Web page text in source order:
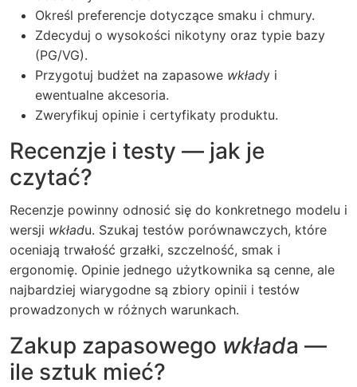
Określ preferencje dotyczące smaku i chmury.
Zdecyduj o wysokości nikotyny oraz typie bazy
(PG/VG).
Przygotuj budżet na zapasowe wkłady i
ewentualne akcesoria.
Zweryfikuj opinie i certyfikaty produktu.
Recenzje i testy — jak je
czytać?
Recenzje powinny odnosić się do konkretnego modelu i
wersji wkładu. Szukaj testów porównawczych, które
oceniają trwałość grzałki, szczelność, smak i
ergonomię. Opinie jednego użytkownika są cenne, ale
najbardziej wiarygodne są zbiory opinii i testów
prowadzonych w różnych warunkach.
Zakup zapasowego wkłada —
ile sztuk mieć?